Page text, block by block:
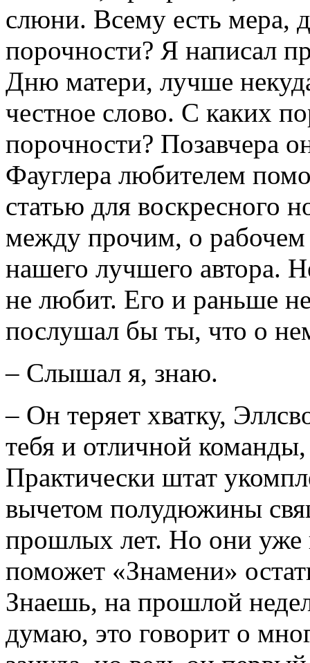
слюни. Всему есть мера,
порочности? Я написал
Дню матери, лучше
честное слово. С каких
порочности? Позавчера
Фауглера любителем
статью для воскресного
между прочим, о
нашего лучшего автора.
не любит. Его и раньше
послушал бы ты, что о
– Слышал я, знаю.
– Он теряет хватку,
тебя и отличной
Практически штат
вычетом полудюжины
прошлых лет. Но они уже
поможет «Знамени»
Знаешь, на прошлой
думаю, это говорит о